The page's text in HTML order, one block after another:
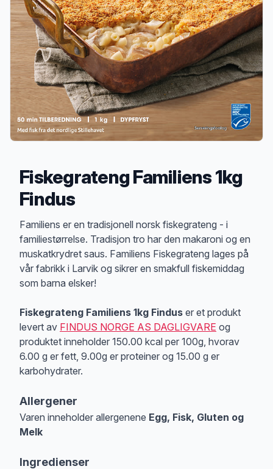
Fiskegrateng Familiens 1kg
Findus
Produktbeskrivelse
Familiens er en tradisjonell norsk fiskegrateng - i
familiestørrelse. Tradisjon tro har den makaroni og en
muskatkrydret saus. Familiens Fiskegrateng lages på
vår fabrikk i Larvik og sikrer en smakfull fiskemiddag
som barna elsker!
Fiskegrateng Familiens 1kg Findus er et produkt
levert av FINDUS NORGE AS DAGLIGVARE og
produktet inneholder 150.00 kcal per 100g, hvorav
6.00 g er fett, 9.00g er proteiner og 15.00 g er
karbohydrater.
Allergener
Varen inneholder allergenene Egg, Fisk, Gluten og
Melk
Ingredienser